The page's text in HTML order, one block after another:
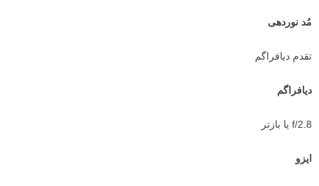
مُد نوردهی
تقدم دیافراگم
دیافراگم
f/2.8 یا بازتر
ایزو